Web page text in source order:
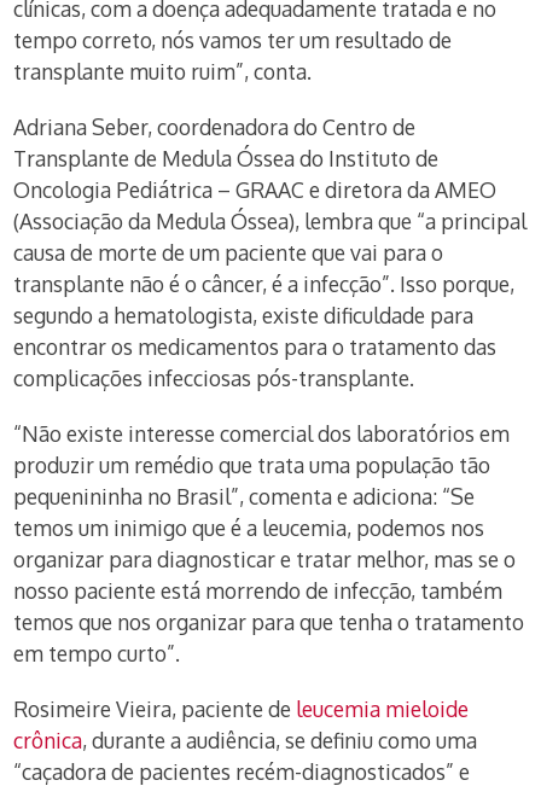
clínicas, com a doença adequadamente tratada e no
tempo correto, nós vamos ter um resultado de
transplante muito ruim”, conta.
Adriana Seber, coordenadora do Centro de
Transplante de Medula Óssea do Instituto de
Oncologia Pediátrica – GRAAC e diretora da AMEO
(Associação da Medula Óssea), lembra que “a principal
causa de morte de um paciente que vai para o
transplante não é o câncer, é a infecção”. Isso porque,
segundo a hematologista, existe dificuldade para
encontrar os medicamentos para o tratamento das
complicações infecciosas pós-transplante.
“Não existe interesse comercial dos laboratórios em
produzir um remédio que trata uma população tão
pequenininha no Brasil”, comenta e adiciona: “Se
temos um inimigo que é a leucemia, podemos nos
organizar para diagnosticar e tratar melhor, mas se o
nosso paciente está morrendo de infecção, também
temos que nos organizar para que tenha o tratamento
em tempo curto”.
Rosimeire Vieira, paciente de leucemia mieloide
crônica, durante a audiência, se definiu como uma
“caçadora de pacientes recém-diagnosticados” e